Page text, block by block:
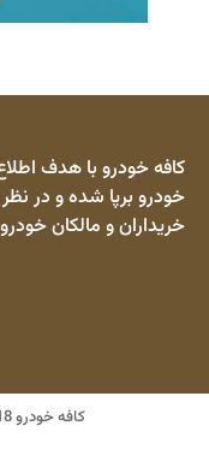
کافه خودرو با هدف
خودرو برپا شده و در نظر
خریداران و مالکان خودرو
کافه خودرو 2018 © تمامی حقوق محفوظ است.